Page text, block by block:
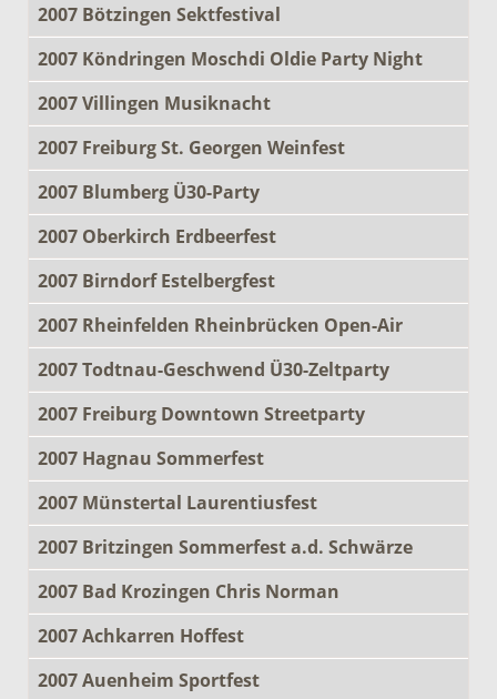
2007 Bötzingen Sektfestival
2007 Köndringen Moschdi Oldie Party Night
2007 Villingen Musiknacht
2007 Freiburg St. Georgen Weinfest
2007 Blumberg Ü30-Party
2007 Oberkirch Erdbeerfest
2007 Birndorf Estelbergfest
2007 Rheinfelden Rheinbrücken Open-Air
2007 Todtnau-Geschwend Ü30-Zeltparty
2007 Freiburg Downtown Streetparty
2007 Hagnau Sommerfest
2007 Münstertal Laurentiusfest
2007 Britzingen Sommerfest a.d. Schwärze
2007 Bad Krozingen Chris Norman
2007 Achkarren Hoffest
2007 Auenheim Sportfest